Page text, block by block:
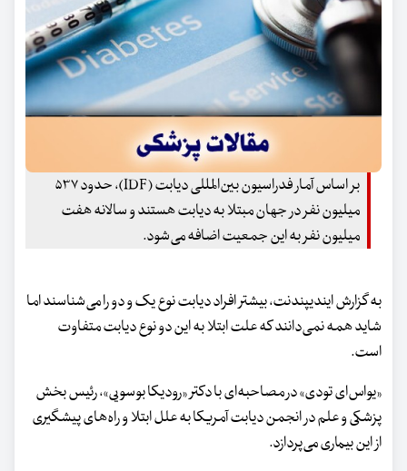
بر اساس آمار فدراسیون بین‌المللی دیابت (IDF)، حدود ۵۳۷
میلیون نفر در جهان مبتلا به دیابت‌ هستند و سالانه هفت
میلیون نفر به این جمعیت اضافه می‌شود.
به گزارش ایندیپندنت، بیشتر افراد دیابت نوع یک و دو را می‌شناسند اما
شاید همه نمی‌دانند که علت ابتلا به این دو نوع دیابت متفاوت
است.
«یواس‌ای تودی» در مصاحبه‌ای با دکتر «رودیکا بوسویی»، رئیس بخش
پزشکی و علم در انجمن دیابت آمریکا به علل ابتلا و راه‌های پیشگیری
از این بیماری می‌پردازد.